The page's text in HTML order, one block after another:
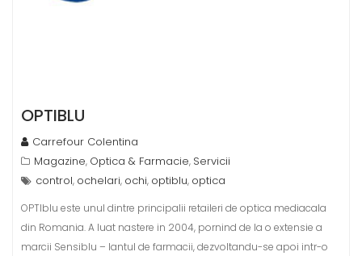
OPTIBLU
Carrefour Colentina
Magazine, Optica & Farmacie, Servicii
control, ochelari, ochi, optiblu, optica
OPTIblu este unul dintre principalii retaileri de optica mediacala
din Romania. A luat nastere in 2004, pornind de la o extensie a
marcii Sensiblu – lantul de farmacii, dezvoltandu-se apoi intr-o